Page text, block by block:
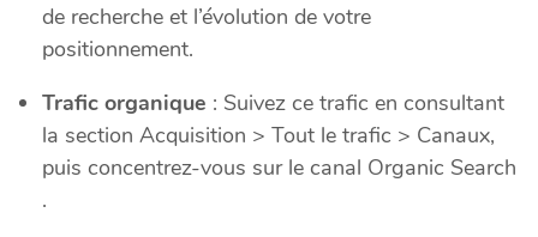
de recherche et l’évolution de votre
positionnement.
Trafic organique : Suivez ce trafic en consultant
la section Acquisition > Tout le trafic > Canaux,
puis concentrez-vous sur le canal Organic Search
.